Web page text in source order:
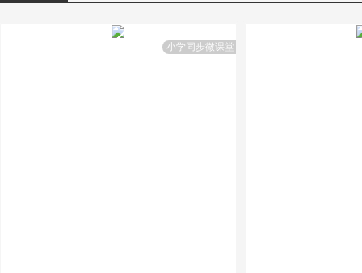
小学同步微课堂